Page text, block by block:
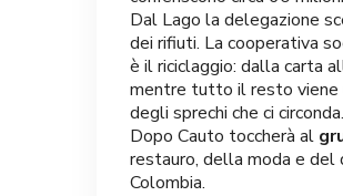
Dal Lago la delegazione
dei rifiuti. La cooperativa
è il riciclaggio: dalla carta
mentre tutto il resto viene
degli sprechi che ci circonda.
Dopo Cauto toccherà al
restauro, della moda e del
Colombia.